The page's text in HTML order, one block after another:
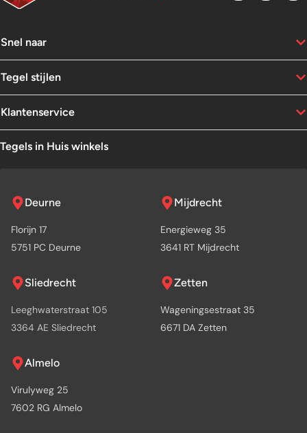
Snel naar
Tegel stijlen
Klantenservice
Tegels in Huis winkels
Deurne
Florijn 17
5751 PC Deurne
Mijdrecht
Energieweg 35
3641 RT Mijdrecht
Sliedrecht
Leeghwaterstraat 105
3364 AE Sliedrecht
Zetten
Wageningsestraat 35
6671 DA Zetten
Almelo
Virulyweg 25
7602 RG Almelo